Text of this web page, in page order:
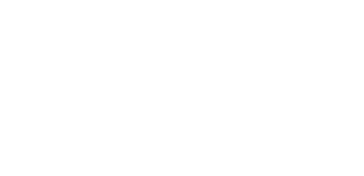
群众就业再就业
解决问题
检查
程序
率
户外广告
势群体造群众满意工商
外资企业远程登记工作站
标培育发展
著